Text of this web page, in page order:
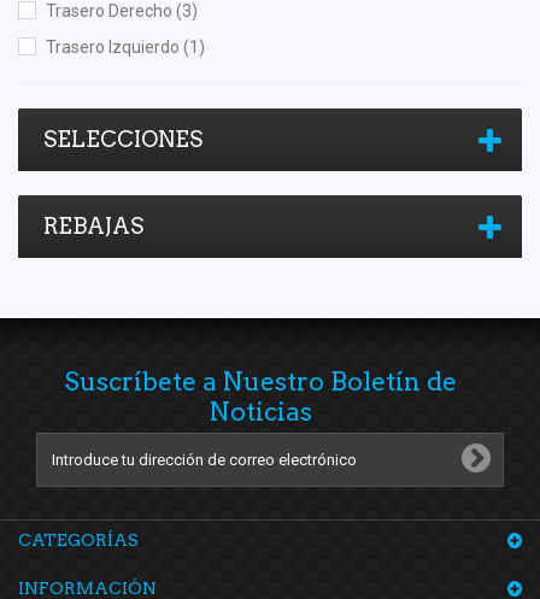
Trasero Derecho (3)
Trasero Izquierdo (1)
SELECCIONES
REBAJAS
Suscríbete a Nuestro Boletín de
Noticias
CATEGORÍAS
INFORMACIÓN